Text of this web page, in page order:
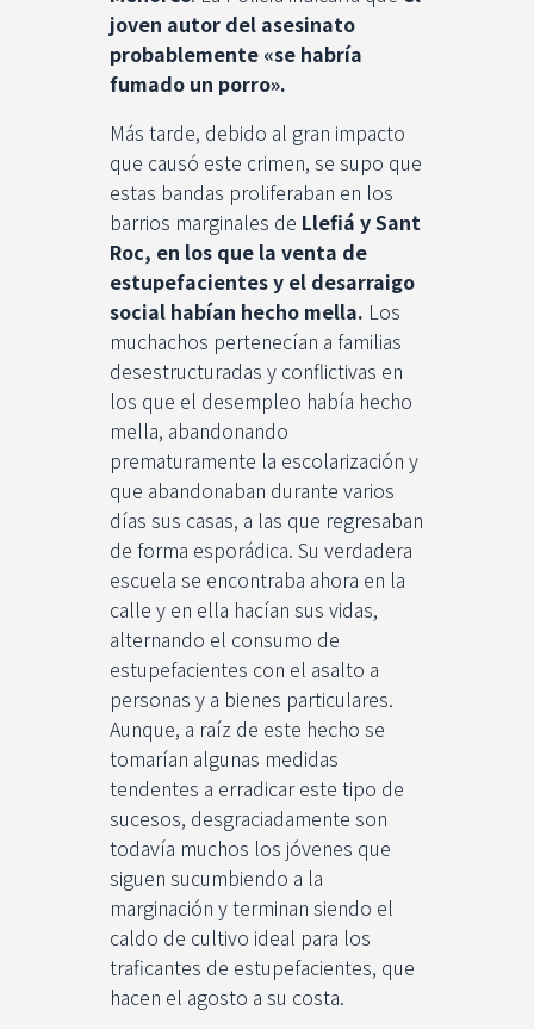
joven autor del asesinato
probablemente «se habría
fumado un porro».
Más tarde, debido al gran impacto
que causó este crimen, se supo que
estas bandas proliferaban en los
barrios marginales de Llefiá y Sant
Roc, en los que la venta de
estupefacientes y el desarraigo
social habían hecho mella. Los
muchachos pertenecían a familias
desestructuradas y conflictivas en
los que el desempleo había hecho
mella, abandonando
prematuramente la escolarización y
que abandonaban durante varios
días sus casas, a las que regresaban
de forma esporádica. Su verdadera
escuela se encontraba ahora en la
calle y en ella hacían sus vidas,
alternando el consumo de
estupefacientes con el asalto a
personas y a bienes particulares.
Aunque, a raíz de este hecho se
tomarían algunas medidas
tendentes a erradicar este tipo de
sucesos, desgraciadamente son
todavía muchos los jóvenes que
siguen sucumbiendo a la
marginación y terminan siendo el
caldo de cultivo ideal para los
traficantes de estupefacientes, que
hacen el agosto a su costa.